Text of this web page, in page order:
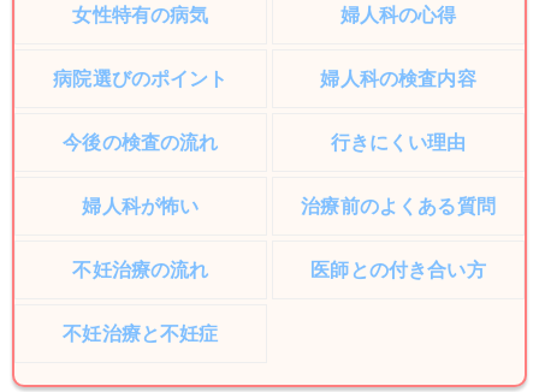
女性特有の病気 婦人科の心得
病院選びのポイント 婦人科の検査内容
今後の検査の流れ 行きにくい理由
婦人科が怖い 治療前のよくある質問
不妊治療の流れ 医師との付き合い方
不妊治療と不妊症